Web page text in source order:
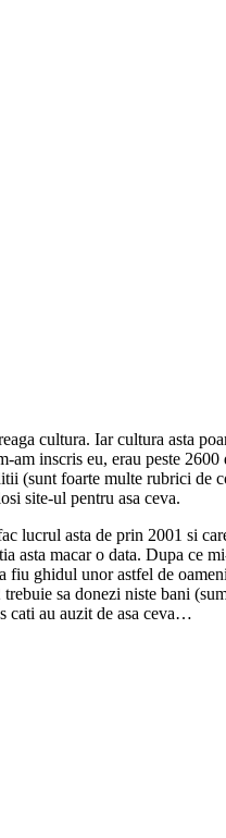
cultura. Iar cultura asta
inscris eu, erau peste
(sunt foarte multe rubrici de
site-ul pentru asa ceva.
lucrul asta de prin 2001 si
asta macar o data. Dupa ce
fiu ghidul unor astfel de
sa donezi niste bani
cati au auzit de asa ceva…